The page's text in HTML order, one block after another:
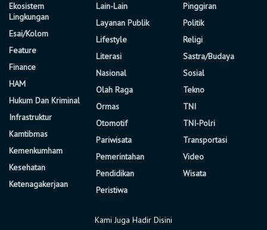
Ekosistem
Lingkungan
Esai/Kolom
Feature
Finance
HAM
Hukum Dan Kriminal
Infrastruktur
Kamtibmas
Kemenkumham
Kesehatan
Ketenagakerjaan
Lain-Lain
Layanan Publik
Lifestyle
Literasi
Nasional
Olah Raga
Ormas
Otomotif
Pariwisata
Pemerintahan
Pendidikan
Peristiwa
Pinggiran
Politik
Religi
Sastra/Budaya
Sosial
Tekno
TNI
TNI-Polri
Transportasi
Video
Wisata
Kami Juga Hadir Disini